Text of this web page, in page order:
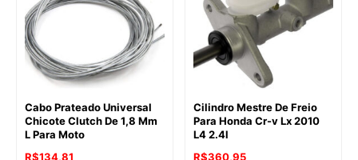
Cabo Prateado Universal
Chicote Clutch De 1,8 Mm
L Para Moto
R$134,81
Cilindro Mestre De Freio
Para Honda Cr-v Lx 2010
L4 2.4l
R$360,95